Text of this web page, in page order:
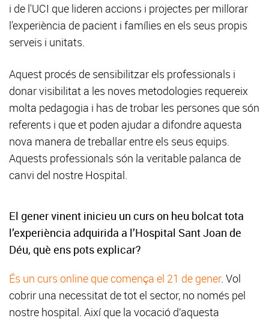
i de l'UCI que lideren accions i projectes per millorar
l'experiència de pacient i famílies en els seus propis
serveis i unitats.
Aquest procés de sensibilitzar els professionals i
donar visibilitat a les noves metodologies requereix
molta pedagogia i has de trobar les persones que són
referents i que et poden ajudar a difondre aquesta
nova manera de treballar entre els seus equips.
Aquests professionals són la veritable palanca de
canvi del nostre Hospital.
El gener vinent inicieu un curs on heu bolcat tota
l’experiència adquirida a l’Hospital Sant Joan de
Déu, què ens pots explicar?
És un curs online que comença el 21 de gener. Vol
cobrir una necessitat de tot el sector, no només pel
nostre hospital. Així que la vocació d’aquesta